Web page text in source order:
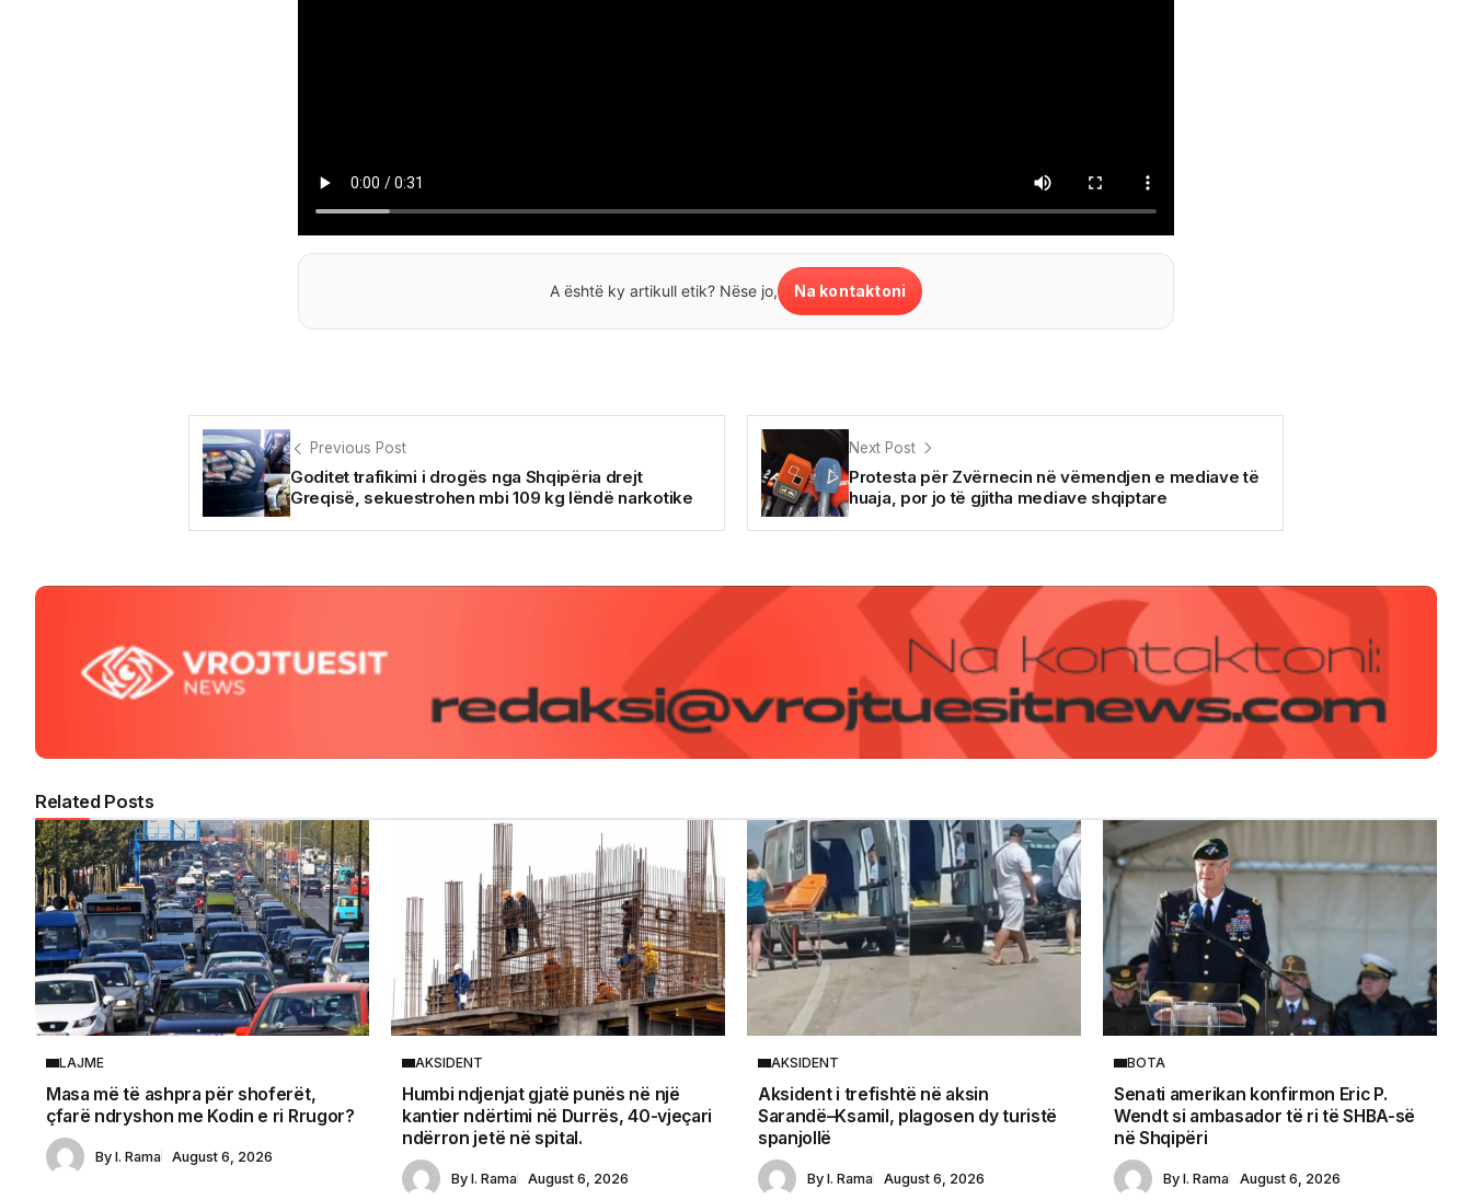
A është ky artikull etik? Nëse jo, Na kontaktoni
Previous Post
Goditet trafikimi i drogës nga Shqipëria drejt
Greqisë, sekuestrohen mbi 109 kg lëndë narkotike
Next Post
Protesta për Zvërnecin në vëmendjen e mediave të
huaja, por jo të gjitha mediave shqiptare
Related Posts
LAJME
Masa më të ashpra për shoferët,
çfarë ndryshon me Kodin e ri Rrugor?
By I. Rama August 6, 2026
AKSIDENT
Humbi ndjenjat gjatë punës në një
kantier ndërtimi në Durrës, 40-vjeçari
ndërron jetë në spital.
By I. Rama August 6, 2026
AKSIDENT
Aksident i trefishtë në aksin
Sarandë–Ksamil, plagosen dy turistë
spanjollë
By I. Rama August 6, 2026
BOTA
Senati amerikan konfirmon Eric P.
Wendt si ambasador të ri të SHBA-së
në Shqipëri
By I. Rama August 6, 2026